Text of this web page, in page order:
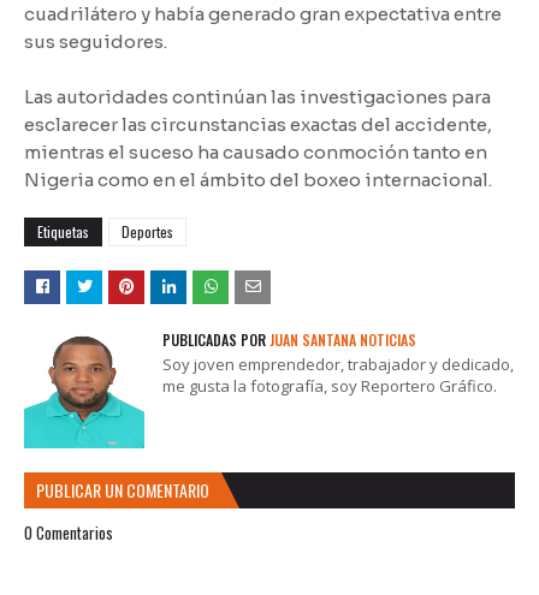
cuadrilátero y había generado gran expectativa entre
sus seguidores.
Las autoridades continúan las investigaciones para
esclarecer las circunstancias exactas del accidente,
mientras el suceso ha causado conmoción tanto en
Nigeria como en el ámbito del boxeo internacional.
Etiquetas Deportes
PUBLICADAS PORJUAN SANTANA NOTICIAS
Soy joven emprendedor, trabajador y dedicado,
me gusta la fotografía, soy Reportero Gráfico.
PUBLICAR UN COMENTARIO
0 Comentarios